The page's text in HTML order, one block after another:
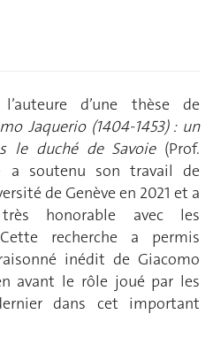
d’une thèse de
Jaquerio (1404-1453) : un
le duché de Savoie(Prof.
a soutenu son travail de
de Genève en 2021 et a
honorable avec les
recherche a permis
inédit de Giacomo
avant le rôle joué par les
dans cet important